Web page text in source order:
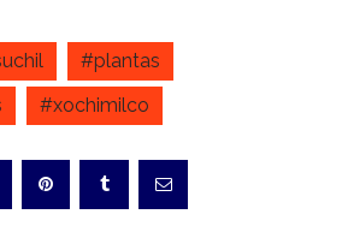
#plantas
#xochimilco